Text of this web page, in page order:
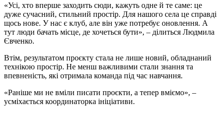
«Усі, хто вперше заходить сюди, кажуть одне й те саме: це
дуже сучасний, стильний простір. Для нашого села це справді
щось нове. У нас є клуб, але він уже потребує оновлення. А
тут люди бачать місце, де хочеться бути», – ділиться Людмила
Євченко.
Втім, результатом проєкту стала не лише новий, обладнаний
технікою простір. Не менш важливими стали знання та
впевненість, які отримала команда під час навчання.
«Раніше ми не вміли писати проєкти, а тепер вміємо», –
усміхається координаторка ініціативи.